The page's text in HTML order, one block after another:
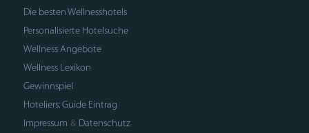
Die besten Wellnesshotels
Personalisierte Hotelsuche
Wellness Angebote
Wellness Lexikon
Gewinnspiel
Hoteliers: Guide Eintrag
Impressum & Datenschutz